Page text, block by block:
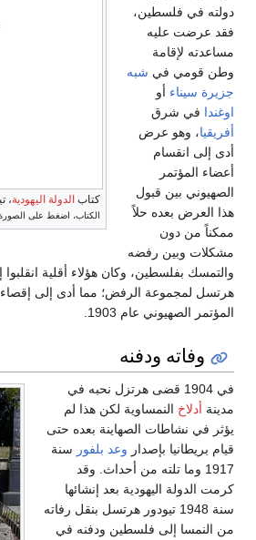
كتاب الدولة اليهودية،
الكتاب، اضغط على
دولته في فلسطين،
فقد عرضت عليه
مساعدته لإقامة
وطن قومي في شبه
جزيرة سيناء أو
اوغندا في شرق
أفريقيا، وهو عرض
أدى إلى انقسام
أعضاء المؤتمر
الصهيوني بين قبول
هذا العرض بعده حلاً
ممكناً من دون
مشكلات وبين رفضه
والتمسك بفلسطين، وكان هؤلاء أقلية انقلبوا
هرتسل لمجموعة الرفض؛ مما أدى إلى
المؤتمر الصهيوني عام 1903.
وفاته ودفنه
في 1904 قضى هرتزل نحبه في
مدينة أدلاخ النمساوية لكن هذا لم
يؤثر في نشاطات الصهاينة بعده حتى
قيام بريطانيا بإصدار وعد بلفور سنة
1917 وما تلته من أحداث. وقد
كرمت الدولة اليهودية بعد إنشائها
سنة 1948 تيودور هرتسل بنقل رفاته
من النمسا إلى فلسطين ودفنه في